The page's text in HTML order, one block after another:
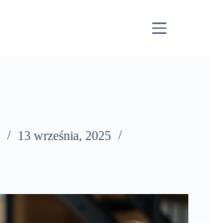
13 września, 2025